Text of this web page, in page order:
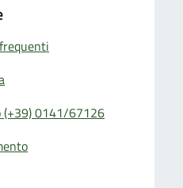
(+39) 0141/67126